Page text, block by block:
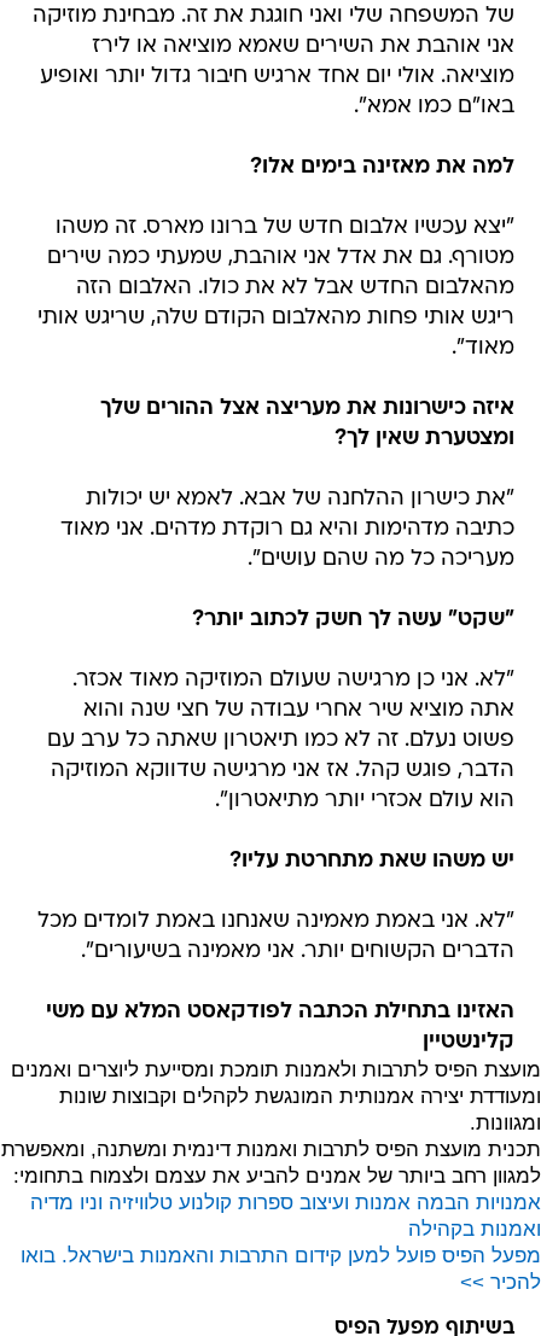
של המשפחה שלי ואני חוגגת את זה. מבחינת מוזיקה
אני אוהבת את השירים שאמא מוציאה או לירז
מוציאה. אולי יום אחד ארגיש חיבור גדול יותר ואופיע
באו"ם כמו אמא".
למה את מאזינה בימים אלו?
"יצא עכשיו אלבום חדש של ברונו מארס. זה משהו
מטורף. גם את אדל אני אוהבת, שמעתי כמה שירים
מהאלבום החדש אבל לא את כולו. האלבום הזה
ריגש אותי פחות מהאלבום הקודם שלה, שריגש אותי
מאוד".
איזה כישרונות את מעריצה אצל ההורים שלך
ומצטערת שאין לך?
"את כישרון ההלחנה של אבא. לאמא יש יכולות
כתיבה מדהימות והיא גם רוקדת מדהים. אני מאוד
מעריכה כל מה שהם עושים".
"שקט" עשה לך חשק לכתוב יותר?
"לא. אני כן מרגישה שעולם המוזיקה מאוד אכזר.
אתה מוציא שיר אחרי עבודה של חצי שנה והוא
פשוט נעלם. זה לא כמו תיאטרון שאתה כל ערב עם
הדבר, פוגש קהל. אז אני מרגישה שדווקא המוזיקה
הוא עולם אכזרי יותר מתיאטרון".
יש משהו שאת מתחרטת עליו?
"לא. אני באמת מאמינה שאנחנו באמת לומדים מכל
הדברים הקשוחים יותר. אני מאמינה בשיעורים".
האזינו בתחילת הכתבה לפודקאסט המלא עם משי
קלינשטיין
מועצת הפיס לתרבות ולאמנות תומכת ומסייעת ליוצרים ואמנים
ומעודדת יצירה אמנותית המונגשת לקהלים וקבוצות שונות
ומגוונות.
תכנית מועצת הפיס לתרבות ואמנות דינמית ומשתנה, ומאפשרת
למגוון רחב ביותר של אמנים להביע את עצמם ולצמוח בתחומי:
אמנויות הבמה אמנות ועיצוב ספרות קולנוע טלוויזיה וניו מדיה
ואמנות בקהילה
מפעל הפיס פועל למען קידום התרבות והאמנות בישראל. בואו
להכיר >>
בשיתוף מפעל הפיס